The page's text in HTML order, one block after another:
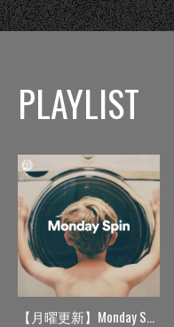
PLAYLIST
【月曜更新】Monday Spin